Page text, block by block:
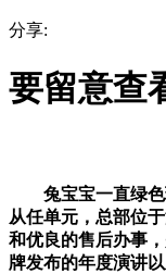
分享:
要留意查
兔宝宝一直绿色环
从任单元，总部位
和优良的售后办事
牌发布的年度演讲